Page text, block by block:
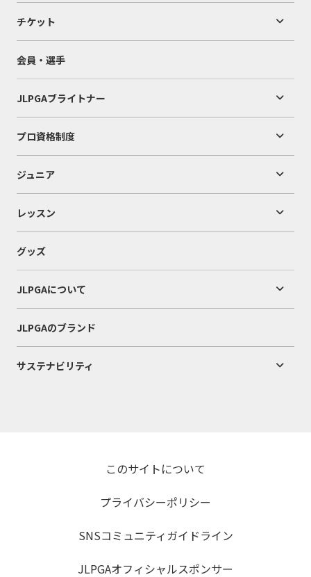
チケット
会員・選手
JLPGAブライトナー
プロ資格制度
ジュニア
レッスン
グッズ
JLPGAについて
JLPGAのブランド
サステナビリティ
このサイトについて
プライバシーポリシー
SNSコミュニティガイドライン
JLPGAオフィシャルスポンサー